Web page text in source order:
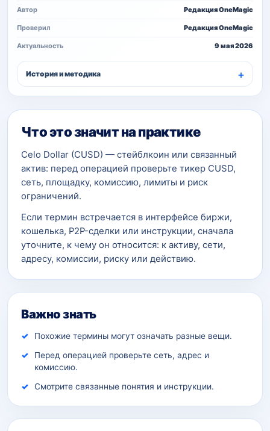
Автор Редакция OneMagic
Проверил Редакция OneMagic
Актуальность 9 мая 2026
История и методика
Что это значит на практике
Celo Dollar (CUSD) — стейблкоин или связанный
актив: перед операцией проверьте тикер CUSD,
сеть, площадку, комиссию, лимиты и риск
ограничений.
Если термин встречается в интерфейсе биржи,
кошелька, P2P-сделки или инструкции, сначала
уточните, к чему он относится: к активу, сети,
адресу, комиссии, риску или действию.
Важно знать
Похожие термины могут означать разные вещи.
Перед операцией проверьте сеть, адрес и
комиссию.
Смотрите связанные понятия и инструкции.